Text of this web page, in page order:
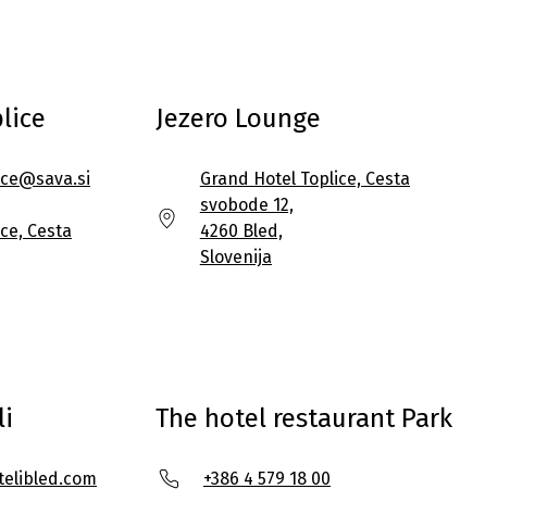
Cesta
Jezero Lounge
Grand Hotel Toplice, Cesta
svobode 12,
4260 Bled,
Slovenija
The hotel restaurant Park
+386 4 579 18 00